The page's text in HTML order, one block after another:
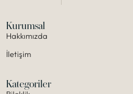
Kurumsal
Hakkımızda
İletişim
Kategoriler